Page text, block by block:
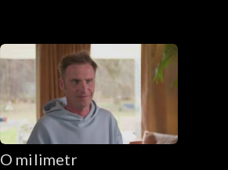
O milimetr